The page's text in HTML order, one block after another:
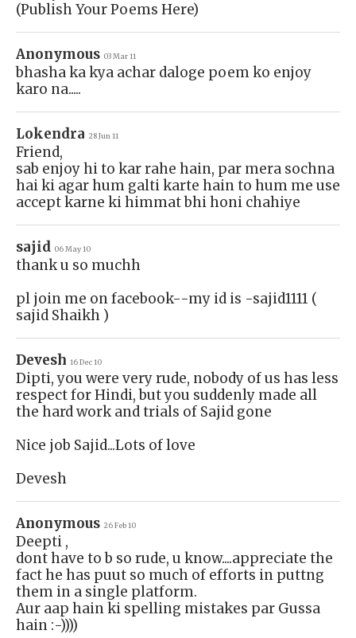
(Publish Your Poems Here)
Anonymous 03 Mar 11
bhasha ka kya achar daloge poem ko enjoy
karo na.....
Lokendra 28 Jun 11
Friend,
sab enjoy hi to kar rahe hain, par mera sochna
hai ki agar hum galti karte hain to hum me use
accept karne ki himmat bhi honi chahiye
sajid 06 May 10
thank u so muchh
pl join me on facebook--my id is -sajid1111 (
sajid Shaikh )
Devesh 16 Dec 10
Dipti, you were very rude, nobody of us has less
respect for Hindi, but you suddenly made all
the hard work and trials of Sajid gone
Nice job Sajid...Lots of love
Devesh
Anonymous 26 Feb 10
Deepti ,
dont have to b so rude, u know....appreciate the
fact he has puut so much of efforts in puttng
them in a single platform.
Aur aap hain ki spelling mistakes par Gussa
hain :-))))